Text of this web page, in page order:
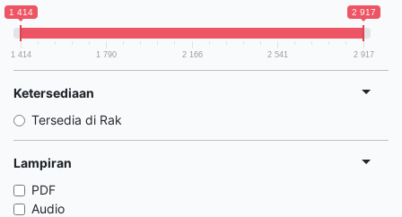
1 414 2 917
1 414 1 790 2 166 2 541 2 917
Ketersediaan
Tersedia di Rak
Lampiran
PDF
Audio